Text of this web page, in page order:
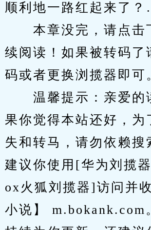
顺利地一路红起来了？
本章没完，请点击
续阅读！如果被转码了
码或者更换浏揽器即可
温馨提示：亲爱的
果你觉得本站还好，为
失和转马，请勿依赖搜
建议你使用[华为刘揽
ox火狐刘揽器]访问并
小说】 m.bokank.com